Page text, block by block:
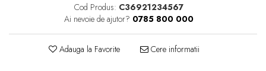
Cod Produs: C36921234567
Ai nevoie de ajutor? 0785 800 000
Adauga la Favorite Cere informatii